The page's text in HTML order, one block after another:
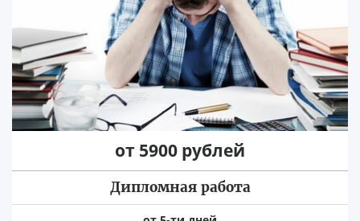
от 5900 рублей
Дипломная работа